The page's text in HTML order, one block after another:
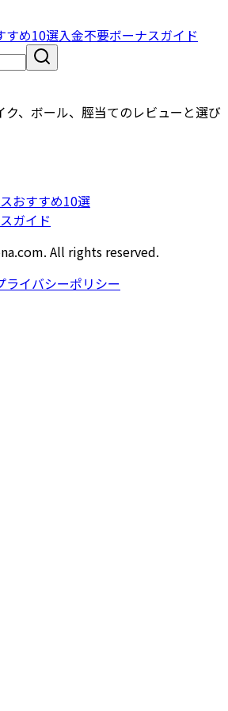
すめ10選入金不要ボーナスガイド
ク、ボール、脛当てのレビューと選び
おすすめ10選
ガイド
All rights reserved.
ライバシーポリシー